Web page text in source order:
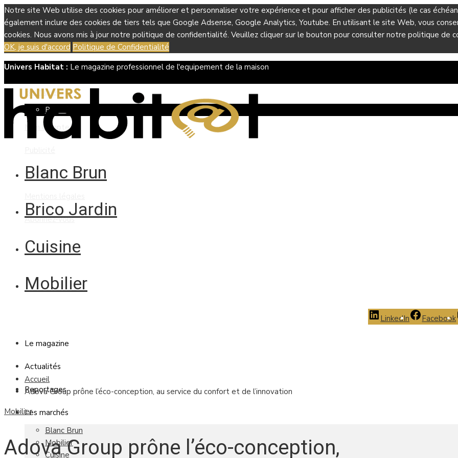
Notre site Web utilise des cookies pour améliorer et personnaliser votre expérience et pour afficher des publicités (le cas
également inclure des cookies de tiers tels que Google Adsense, Google Analytics, Youtube. En utilisant le site Web, vous
cookies. Nous avons mis à jour notre politique de confidentialité. Veuillez cliquer sur le bouton pour consulter notre politique de
OK, je suis d'accord Politique de Confidentialité
Univers Habitat : Le magazine professionnel de l'equipement de la maison
Boutique
Panier
Mon compte
Contact
Abonnez-vous
Blanc Brun
Brico Jardin
Cuisine
Mobilier
LinkedIn Facebook
Le magazine
Actualités
Reportages
Les marchés
Blanc Brun
Mobilier
Cuisine
Accueil
Adova Group prône l’éco-conception, au service du confort et de l’innovation
Mobilier
Adova Group prône l’éco-conception,